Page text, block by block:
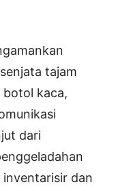
tajam
botol kaca,
dari
inventarisir dan